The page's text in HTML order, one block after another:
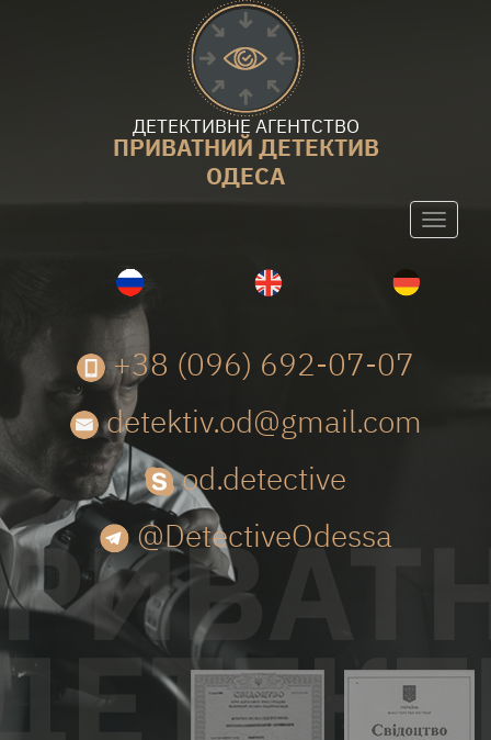
ДЕТЕКТИВНЕ АГЕНТСТВО
ПРИВАТНИЙ ДЕТЕКТИВ
ОДЕСА
Toggle
+38 (096) 692-07-07
detektiv.od@gmail.com
od.detective
@DetectiveOdessa